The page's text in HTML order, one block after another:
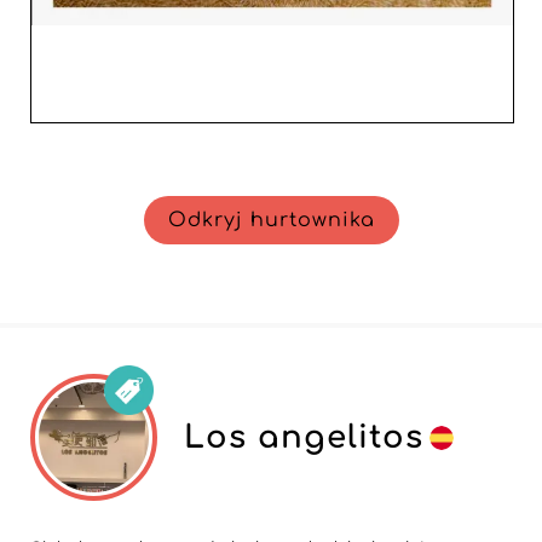
Odkryj hurtownika
Los angelitos